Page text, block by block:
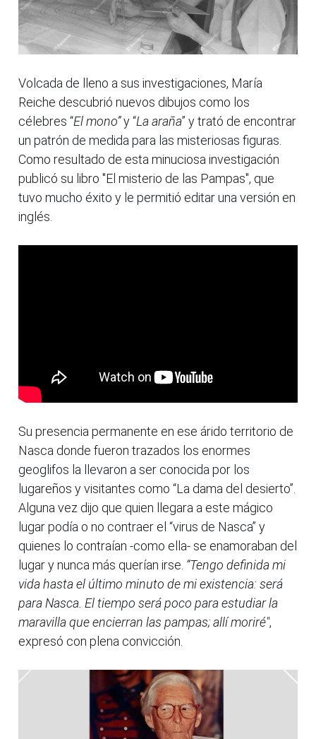
Volcada de lleno a sus investigaciones, María
Reiche descubrió nuevos dibujos como los
célebres “El mono”y “La araña” y trató de encontrar
un patrón de medida para las misteriosas figuras.
Como resultado de esta minuciosa investigación
publicó su libro "El misterio de las Pampas", que
tuvo mucho éxito y le permitió editar una versión en
inglés.
Su presencia permanente en ese árido territorio de
Nasca donde fueron trazados los enormes
geoglifos la llevaron a ser conocida por los
lugareños y visitantes como “La dama del desierto”.
Alguna vez dijo que quien llegara a este mágico
lugar podía o no contraer el “virus de Nasca” y
quienes lo contraían -como ella- se enamoraban del
lugar y nunca más querían irse. “Tengo definida mi
vida hasta el último minuto de mi existencia: será
para Nasca. El tiempo será poco para estudiar la
maravilla que encierran las pampas; allí moriré",
expresó con plena convicción.